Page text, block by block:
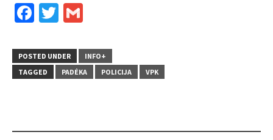
Facebook
Twitter
POSTED UNDER
INFO+
TAGGED
PADĖKA POLICIJA VPK